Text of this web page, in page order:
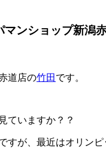
マンショップ新潟
道店の竹田 です。
ていますか？？
すが、最近はオリンピ